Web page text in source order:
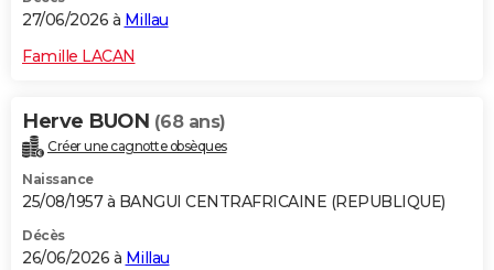
27/06/2026 à Millau
Famille LACAN
Herve BUON (68 ans)
Créer une cagnotte obsèques
Naissance
25/08/1957 à BANGUI CENTRAFRICAINE (REPUBLIQUE)
Décès
26/06/2026 à Millau